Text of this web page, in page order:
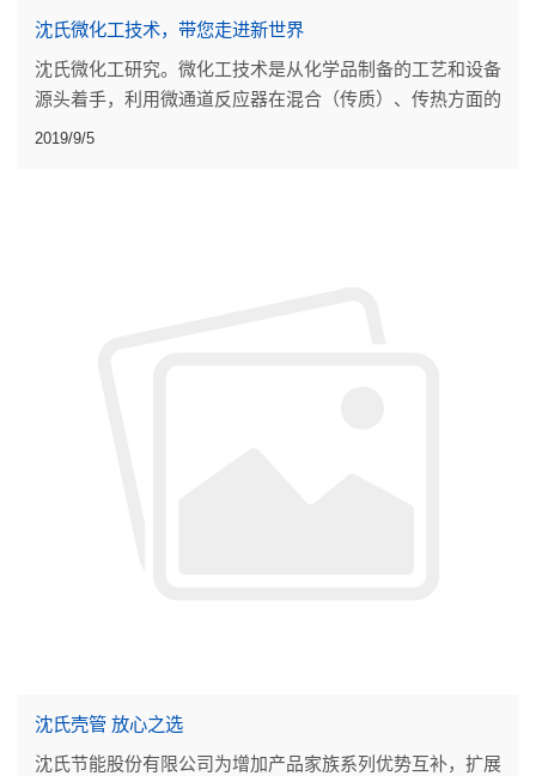
沈氏微化工技术，带您走进新世界
沈氏微化工研究。微化工技术是从化学品制备的工艺和设备
源头着手，利用微通道反应器在混合（传质）、传热方面的
强大提升，以及反应持液量小（本质安全），无放大效应的
2019/9/5
沈氏壳管 放心之选
沈氏节能股份有限公司为增加产品家族系列优势互补，扩展